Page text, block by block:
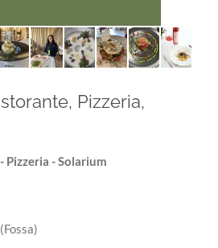
Pizzeria,
Pizzeria - Solarium
(Fossa)